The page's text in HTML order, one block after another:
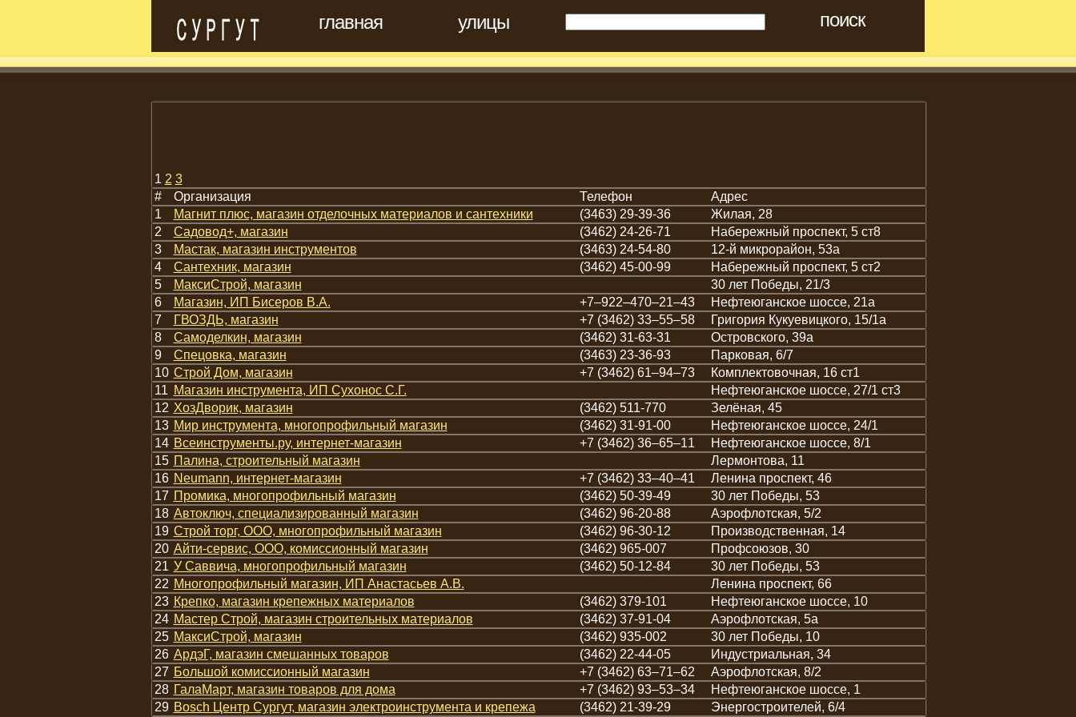
главная улицы
1 2 3
#
Организация Телефон
Адрес
1
Магнит плюс, магазин отделочных материалов и сантехники (3463) 29-39-36
Жилая, 28
2
Садовод+, магазин (3462) 24-26-71
Набережный проспект, 5 ст8
3
Мастак, магазин инструментов (3463) 24-54-80
12-й микрорайон, 53а
4
Сантехник, магазин (3462) 45-00-99
Набережный проспект, 5 ст2
5
МаксиСтрой, магазин
30 лет Победы, 21/3
6
Магазин, ИП Бисеров В.А. +7‒922‒470‒21‒43
Нефтеюганское шоссе, 21а
7
ГВОЗДЬ, магазин +7 (3462) 33‒55‒58
Григория Кукуевицкого, 15/1а
8
Самоделкин, магазин (3462) 31-63-31
Островского, 39а
9
Спецовка, магазин (3463) 23-36-93
Парковая, 6/7
10 Строй Дом, магазин +7 (3462) 61‒94‒73
Комплектовочная, 16 ст1
11 Магазин инструмента, ИП Сухонос С.Г.
Нефтеюганское шоссе, 27/1 ст3
12 ХозДворик, магазин (3462) 511-770
Зелёная, 45
13 Мир инструмента, многопрофильный магазин (3462) 31-91-00
Нефтеюганское шоссе, 24/1
14 Всеинструменты.ру, интернет-магазин +7 (3462) 36‒65‒11
Нефтеюганское шоссе, 8/1
15 Палина, строительный магазин
Лермонтова, 11
16 Neumann, интернет-магазин +7 (3462) 33‒40‒41
Ленина проспект, 46
17 Промика, многопрофильный магазин (3462) 50-39-49
30 лет Победы, 53
18 Автоключ, специализированный магазин (3462) 96-20-88
Аэрофлотская, 5/2
19 Строй торг, ООО, многопрофильный магазин (3462) 96-30-12
Производственная, 14
20 Айти-сервис, ООО, комиссионный магазин (3462) 965-007
Профсоюзов, 30
21 У Саввича, многопрофильный магазин (3462) 50-12-84
30 лет Победы, 53
22 Многопрофильный магазин, ИП Анастасьев А.В.
Ленина проспект, 66
23 Крепко, магазин крепежных материалов (3462) 379-101
Нефтеюганское шоссе, 10
24 Мастер Строй, магазин строительных материалов (3462) 37-91-04
Аэрофлотская, 5а
25 МаксиСтрой, магазин (3462) 935-002
30 лет Победы, 10
26 АрдэГ, магазин смешанных товаров (3462) 22-44-05
Индустриальная, 34
27 Большой комиссионный магазин +7 (3462) 63‒71‒62
Аэрофлотская, 8/2
28 ГалаМарт, магазин товаров для дома +7 (3462) 93‒53‒34
Нефтеюганское шоссе, 1
29 Bosch Центр Сургут, магазин электроинструмента и крепежа (3462) 21-39-29 Энергостроителей, 6/4